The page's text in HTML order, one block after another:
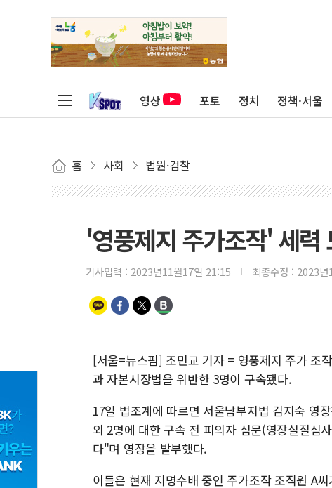
영상 포토 정치 정책·서울
홈 사회 법원·검찰
'영풍제지 주가조작' 세력
기사입력 : 2023년11월17일 21:15 최종수정 : 2023년
[서울=뉴스핌] 조민교 기자 = 영풍제지 주가 조
과 자본시장법을 위반한 3명이 구속됐다.
17일 법조계에 따르면 서울남부지법 김지숙 영
외 2명에 대한 구속 전 피의자 심문(영장실질심
다"며 영장을 발부했다.
이들은 현재 지명수배 중인 주가조작 조직원 A